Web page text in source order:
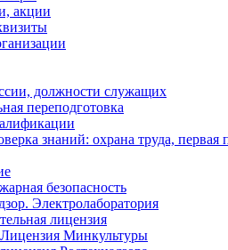
акции
должности служащих
переподготовка
знаний: охрана труда,
безопасность
Электролаборатория
лицензия
Минкультуры